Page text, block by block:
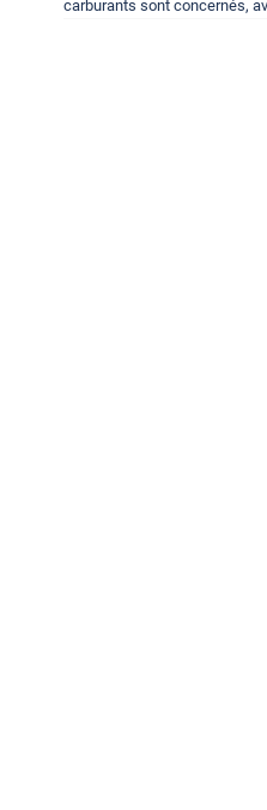
carburants sont concernés,